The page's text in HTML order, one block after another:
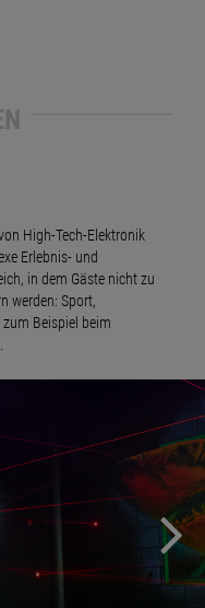
High-Tech-Elektronik
Erlebnis- und
in dem Gäste nicht zu
werden: Sport,
Beispiel beim